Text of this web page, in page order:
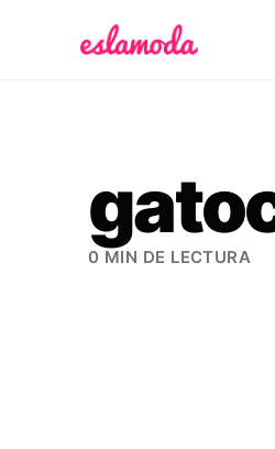
0 MIN DE LECTURA